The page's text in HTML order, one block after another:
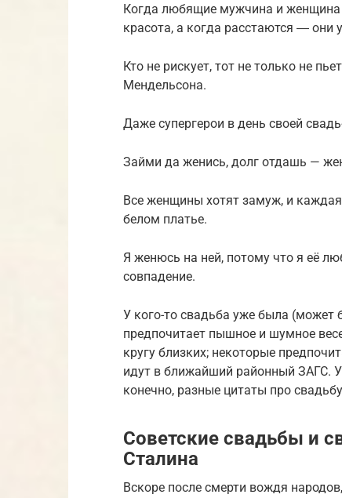
Когда любящие мужчина и женщина
красота, а когда расстаются ― они
Кто не рискует, тот не только не
Мендельсона.
Даже супергерои в день своей
Займи да женись, долг отдашь —
Все женщины хотят замуж, и
белом платье.
Я женюсь на ней, потому что я её
совпадение.
У кого-то свадьба уже была (может
предпочитает пышное и шумное
кругу близких; некоторые
идут в ближайший районный ЗАГС.
конечно, разные цитаты про
Советские свадьбы и
Сталина
Вскоре после смерти вождя